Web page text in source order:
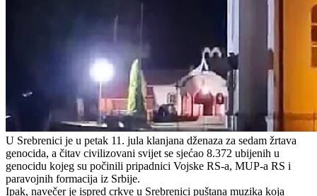
U Srebrenici je u petak 11. jula klanjana dženaza za sedam žrtava
genocida, a čitav civilizovani svijet se sjećao 8.372 ubijenih u
genocidu kojeg su počinili pripadnici Vojske RS-a, MUP-a RS i
paravojnih formacija iz Srbije.
Ipak, navečer je ispred crkve u Srebrenici puštana muzika koja